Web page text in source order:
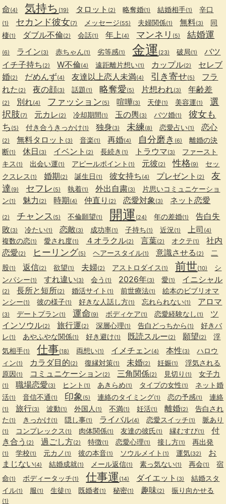
命(4) 気持ち (19) タロット (2) 略奪婚(1) 結婚相手(1) 辛口
(1) セカンド彼女(7) メッセージ(55) 夫婦関係(1) 無料(3)
同
棲(1) ダブル不倫(2) 会話(1) 年上 (4) マンネリ (5) 結婚運
(6) ライン(3) 赤ちゃん(1) 劣等感(1) 金運 (23) 破局(1)
バツ
イチ子持ち (2) W不倫(4) 遠距離片想い(1) カップル(2)
セレブ
婚(2) だめんず(4) 友達以上恋人未満(4) 引き寄せ(5)
フラ
れた (2) 夜の顔(3) 話題(1) 略奪愛(5) 片想われ(3) 年齢差
(2) 別れ(4) ファッション(5) 喧嘩(3) 天使(1) 美容運(1)
選
択肢(7) 元カレ (2) 冷却期間(1) 玉の輿(3) バツ婚(1)
彼女も
ち (5) 付き合うきっかけ(1) 独身(3) 未練(8) 恋愛占い(1) 恋心
(2) 無料タロット (3) 音楽(1) 再婚(4) 自分磨き (6)
離婚の決
断(1) 休日 (3) イベント (2) 長続き (1) トラウマ(3)
ファースト
キス (1) 出会い運(1) アピールポイント (1) 元彼(2) 性格(9)
セッ
クスレス (1) 婚期(2) 誕生日 (1) 彼女持ち (4) プレゼント (2)
友
達 (9) セフレ (5) 執着(1) 外出自粛(3)
片思いコミュニケーショ
ン(1) 魅力 (2) 時期(4) 仲直り (2) 恋愛対象 (3) ネット恋愛
(2) チャンス (5) 不倫願望(1) 開運 (24) 年の差婚(1)
告白失
敗(3) 冷たい(1) 恋敵(3) 成功率(1) 子持ち(1) 近況 (1) 上司 (4)
複数の恋(1) 愛され度(1) ４オラクル(2) 言葉(2) オクテ(1)
社内
恋愛(2) ヒーリング(5) ヘアースタイル(1) 意識させる (2)
二
股(1) 返信(2) 欲望(1) 夫婦(2) アストロダイス (1) 前世(10)
シ
ンパシー(1) すれ違い(3) 会う (1) 2026年(3) 愛(1) イニシャル
(2) 長所と短所(2) 婚活サイト (1) 前世療法(1)
絵本のビブリオマ
ンシー(1) 彼の様子(1) 好きな人話し方(1) 忘れられない(1) アロマ
(3) デートプラン(1) 運命(9) ボディケア(1) 恋愛経験なし (1)
ツ
インソウル(2) 旅行運(2) 深層心理(1) 告白どっちから (1)
好きバ
レ(1) あやふやな関係(1) 好き避け(1) 既読スルー(2) 願望(2)
浮
気相手(1) 仕事(18) 両想い(1) イメチェン(4) 本性(3)
ハロウ
ィン(1) カラダ目的(2) 復縁対策(1) 未婚(2) 妊娠(1)
浮気される
原因(1) コミュニケーション(2) 三角関係(2) 見切り (1) 女子力
(1) 職場恋愛(3) ヒント (1) あきらめ(1) タイプの女性(1)
ネット婚
活(1) 音信不通 (1) 印象 (5) 連絡のタイミング(1) 恋の予感(1) 連絡
(1) 旅行(3) 波動(1) 外国人 (1) 不満(1) 妊活(1) 離婚(2)
告白され
た (1) きっかけ(1) 隠し事(1) ライバル(4) 恋愛スイッチ(1) 脈あり
(1) コンプレックス (1) 肉体関係(1) 友達の彼氏(1) 縁むすび(1)
付
き合う (2) 過ごし方(2) 特徴(1) 恋愛心理(1) 接し方(1) 再出発
(1) 学校(1) 元カノ (1) 彼の本音(1) ソウルメイト (1) 運気(32)
お
まじない(4) 結婚成就(1) メール返信(1) 素っ気ない(1) 再会(1)
宿
命(1) ボディータッチ(1) 仕事運 (14) ダイエット (3)
結婚スタ
イル(1) 服(1) 生徒(1) 既婚者(1) 秘密(1) 趣味(2) 振り向かせる
(1)